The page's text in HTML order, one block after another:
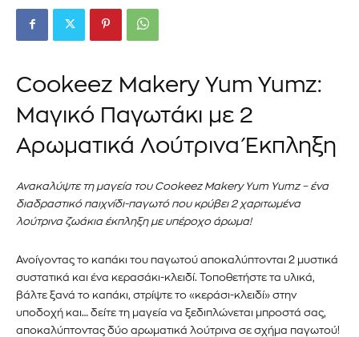
Cookeez Makery Yum Yumz:
Μαγικό Παγωτάκι με 2
Αρωματικά Λούτρινα Έκπληξη
Ανακαλύψτε τη μαγεία του Cookeez Makery Yum Yumz – ένα
διαδραστικό παιχνίδι-παγωτό που κρύβει 2 χαριτωμένα
λούτρινα ζωάκια έκπληξη με υπέροχο άρωμα!
Ανοίγοντας το καπάκι του παγωτού αποκαλύπτονται 2 μυστικά
συστατικά και ένα κερασάκι-κλειδί. Τοποθετήστε τα υλικά,
βάλτε ξανά το καπάκι, στρίψτε το «κεράσι-κλειδί» στην
υποδοχή και… δείτε τη μαγεία να ξεδιπλώνεται μπροστά σας,
αποκαλύπτοντας δύο αρωματικά λούτρινα σε σχήμα παγωτού!